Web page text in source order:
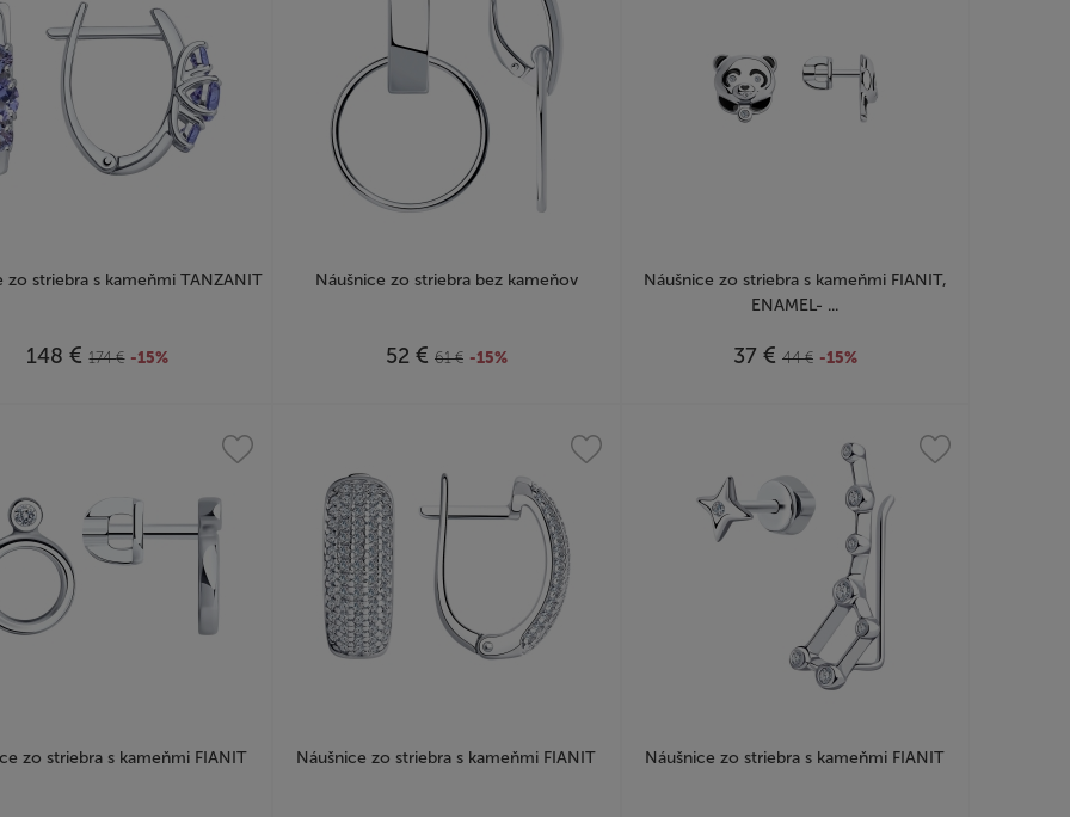
zo striebra s kameňmi TANZANIT
148€ 174€ -15%
Náušnice zo striebra bez kameňov
52 € 61€ -15%
Náušnice zo striebra s kameňmi FIANIT,
ENAMEL- ...
37 € 44€ -15%
zo striebra s kameňmi FIANIT Náušnice zo striebra s kameňmi FIANIT Náušnice zo striebra s kameňmi FIANIT